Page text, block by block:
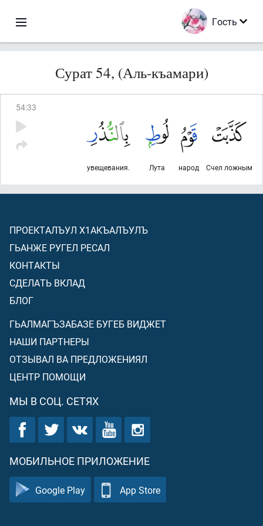
Гость
Сурат 54, (Аль-къамари)
54:33
Счел ложным
народ
Лута
увещевания.
ПРОЕКТАЛЪУЛ Х1АКЪАЛЪУЛЪ
ГЬАНЖЕ РУГЕЛ РЕСАЛ
КОНТАКТЫ
СДЕЛАТЬ ВКЛАД
БЛОГ
ГЬАЛМАГЪЗАБАЗЕ БУГЕБ ВИДЖЕТ
НАШИ ПАРТНЕРЫ
ОТЗЫВАЛ ВА ПРЕДЛОЖЕНИЯЛ
ЦЕНТР ПОМОЩИ
МЫ В СОЦ. СЕТЯХ
МОБИЛЬНОЕ ПРИЛОЖЕНИЕ
Google Play App Store